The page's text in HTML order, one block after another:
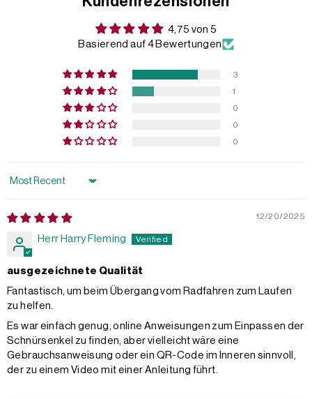
4,75 von 5
Basierend auf 4 Bewertungen
3
1
0
0
0
Sort by
12/20/2025
Herr Harry Fleming
ausgezeichnete Qualität
Fantastisch, um beim Übergang vom Radfahren zum Laufen
zu helfen.
Es war einfach genug, online Anweisungen zum Einpassen der
Schnürsenkel zu finden, aber vielleicht wäre eine
Gebrauchsanweisung oder ein QR-Code im Inneren sinnvoll,
der zu einem Video mit einer Anleitung führt.